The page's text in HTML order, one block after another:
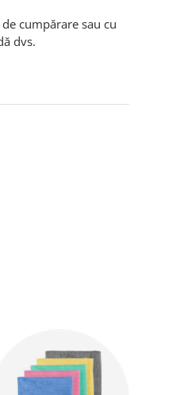
cumpărare sau cu
dvs.